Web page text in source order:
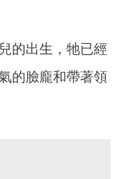
的出生，牠已經
的臉龐和帶著領